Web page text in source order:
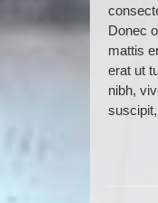
Donec
mattis
erat ut
nibh,